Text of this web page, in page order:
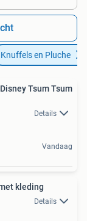
Knuffels en Pluche
Tsum Tsum
Details
Vandaag
kleding
Details